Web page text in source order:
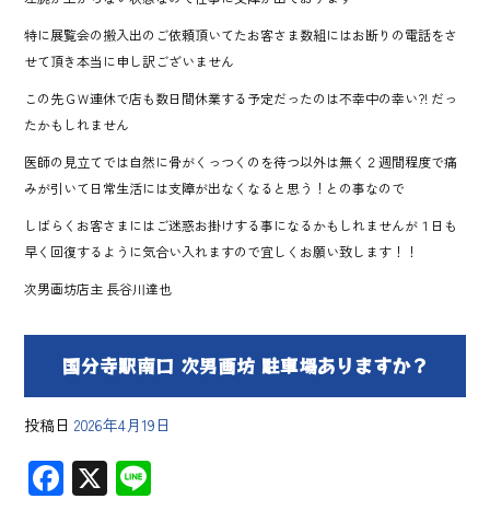
特に展覧会の搬入出のご依頼頂いてたお客さま数組にはお断りの電話をさ
せて頂き本当に申し訳ございません
この先ＧＷ連休で店も数日間休業する予定だったのは不幸中の幸い?! だっ
たかもしれません
医師の見立てでは自然に骨がくっつくのを待つ以外は無く２週間程度で痛
みが引いて日常生活には支障が出なくなると思う！との事なので
しばらくお客さまにはご迷惑お掛けする事になるかもしれませんが１日も
早く回復するように気合い入れますので宜しくお願い致します！！
次男画坊店主 長谷川達也
国分寺駅南口 次男画坊 駐車場ありますか？
投稿日 2026年4月19日
F X